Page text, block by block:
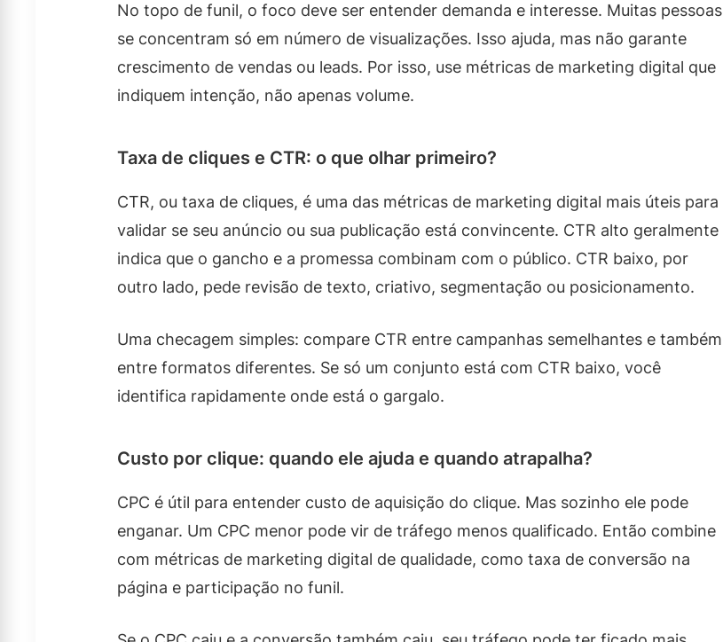
No topo de funil, o foco deve ser entender demanda e interesse. Muitas pessoas
se concentram só em número de visualizações. Isso ajuda, mas não garante
crescimento de vendas ou leads. Por isso, use métricas de marketing digital que
indiquem intenção, não apenas volume.
Taxa de cliques e CTR: o que olhar primeiro?
CTR, ou taxa de cliques, é uma das métricas de marketing digital mais úteis para
validar se seu anúncio ou sua publicação está convincente. CTR alto geralmente
indica que o gancho e a promessa combinam com o público. CTR baixo, por
outro lado, pede revisão de texto, criativo, segmentação ou posicionamento.
Uma checagem simples: compare CTR entre campanhas semelhantes e também
entre formatos diferentes. Se só um conjunto está com CTR baixo, você
identifica rapidamente onde está o gargalo.
Custo por clique: quando ele ajuda e quando atrapalha?
CPC é útil para entender custo de aquisição do clique. Mas sozinho ele pode
enganar. Um CPC menor pode vir de tráfego menos qualificado. Então combine
com métricas de marketing digital de qualidade, como taxa de conversão na
página e participação no funil.